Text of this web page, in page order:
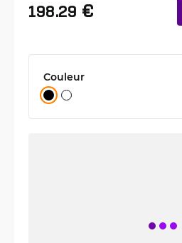
198.29 €
Couleur